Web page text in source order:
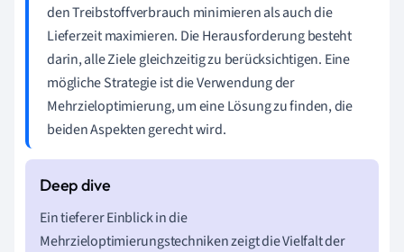
den Treibstoffverbrauch minimieren als auch die
Lieferzeit maximieren. Die Herausforderung besteht
darin, alle Ziele gleichzeitig zu berücksichtigen. Eine
mögliche Strategie ist die Verwendung der
Mehrzieloptimierung, um eine Lösung zu finden, die
beiden Aspekten gerecht wird.
Ein tieferer Einblick in die
Mehrzieloptimierungstechniken zeigt die Vielfalt der